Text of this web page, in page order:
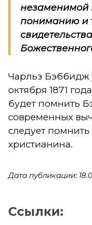
незаменимой
пониманию и
Чарльз Бэббидж
октября 1871
будет помнить
современных
следует
христианина.
Дата публикации:
Ссылки: